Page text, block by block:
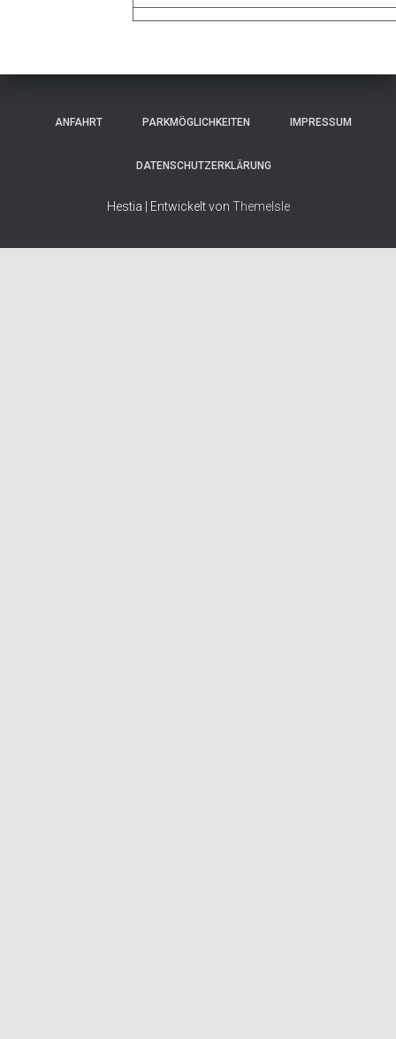
ANFAHRT PARKMÖGLICHKEITEN IMPRESSUM
DATENSCHUTZERKLÄRUNG
Hestia | Entwickelt von ThemeIsle